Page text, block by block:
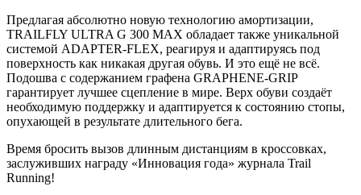
Предлагая абсолютно новую технологию амортизации,
TRAILFLY ULTRA G 300 MAX обладает также уникальной
системой ADAPTER-FLEX, реагируя и адаптируясь под
поверхность как никакая другая обувь. И это ещё не всё.
Подошва с содержанием графена GRAPHENE-GRIP
гарантирует лучшее сцепление в мире. Верх обуви создаёт
необходимую поддержку и адаптируется к состоянию стопы,
опухающей в результате длительного бега.
Время бросить вызов длинным дистанциям в кроссовках,
заслуживших награду «Инновация года» журнала Trail
Running!